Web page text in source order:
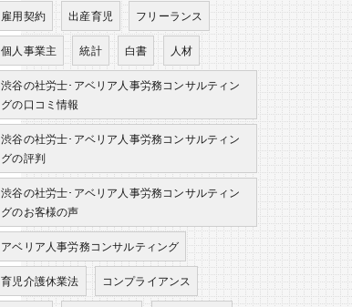
雇用契約 出産育児 フリーランス
個人事業主 統計 白書 人材
渋谷の社労士･アベリア人事労務コンサルティン
グの口コミ情報
渋谷の社労士･アベリア人事労務コンサルティン
グの評判
渋谷の社労士･アベリア人事労務コンサルティン
グのお客様の声
アベリア人事労務コンサルティング
育児介護休業法 コンプライアンス